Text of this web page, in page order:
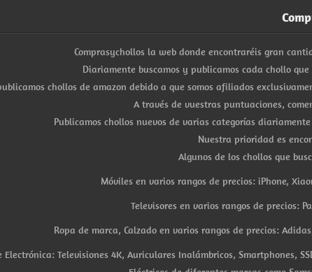
Comprasychollos la web donde encontraréis gran
Diariamente buscamos y publicamos cada chollo
chollos de amazon debido a que somos afiliados
A través de vuestras puntuaciones,
Publicamos chollos nuevos de varias categorías
Nuestra prioridad es
Algunos de los chollos que
Móviles en varios rangos de precios: iPhone,
Televisores en varios rangos de precios:
Ropa de marca, Calzado en varios rangos de precios:
Electrónica: Televisiones 4K, Auriculares Inalámbricos, Smartphones,